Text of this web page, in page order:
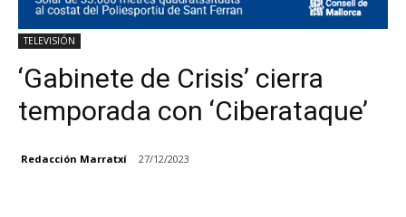
TELEVISIÓN
‘Gabinete de Crisis’ cierra
temporada con ‘Ciberataque’
Redacción Marratxí 27/12/2023